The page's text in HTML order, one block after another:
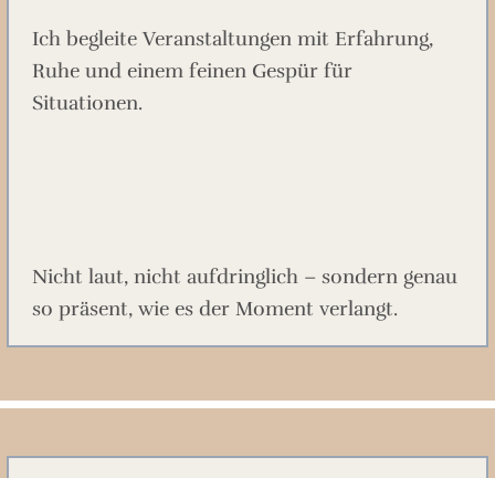
Ich begleite Veranstaltungen mit Erfahrung,
Ruhe und einem feinen Gespür für
Situationen.
Nicht laut, nicht aufdringlich – sondern genau
so präsent, wie es der Moment verlangt.